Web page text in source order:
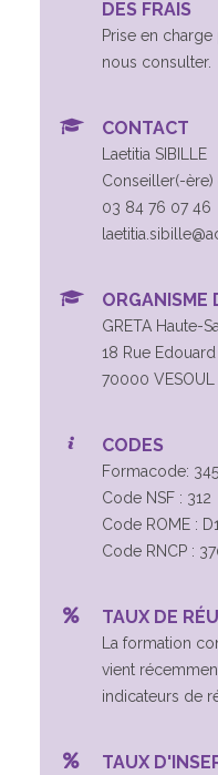
DES FRAIS
Prise en
nous consulter.
CONTACT
Laetitia SIBILLE
Conseiller(-
03 84 76 07 46
ORGANISME
GRETA Haute-
18 Rue
70000 VESOUL
CODES
Formacode:
Code NSF : 312
Code ROME :
Code RNCP :
TAUX DE
La formation
vient
indicateurs de
TAUX